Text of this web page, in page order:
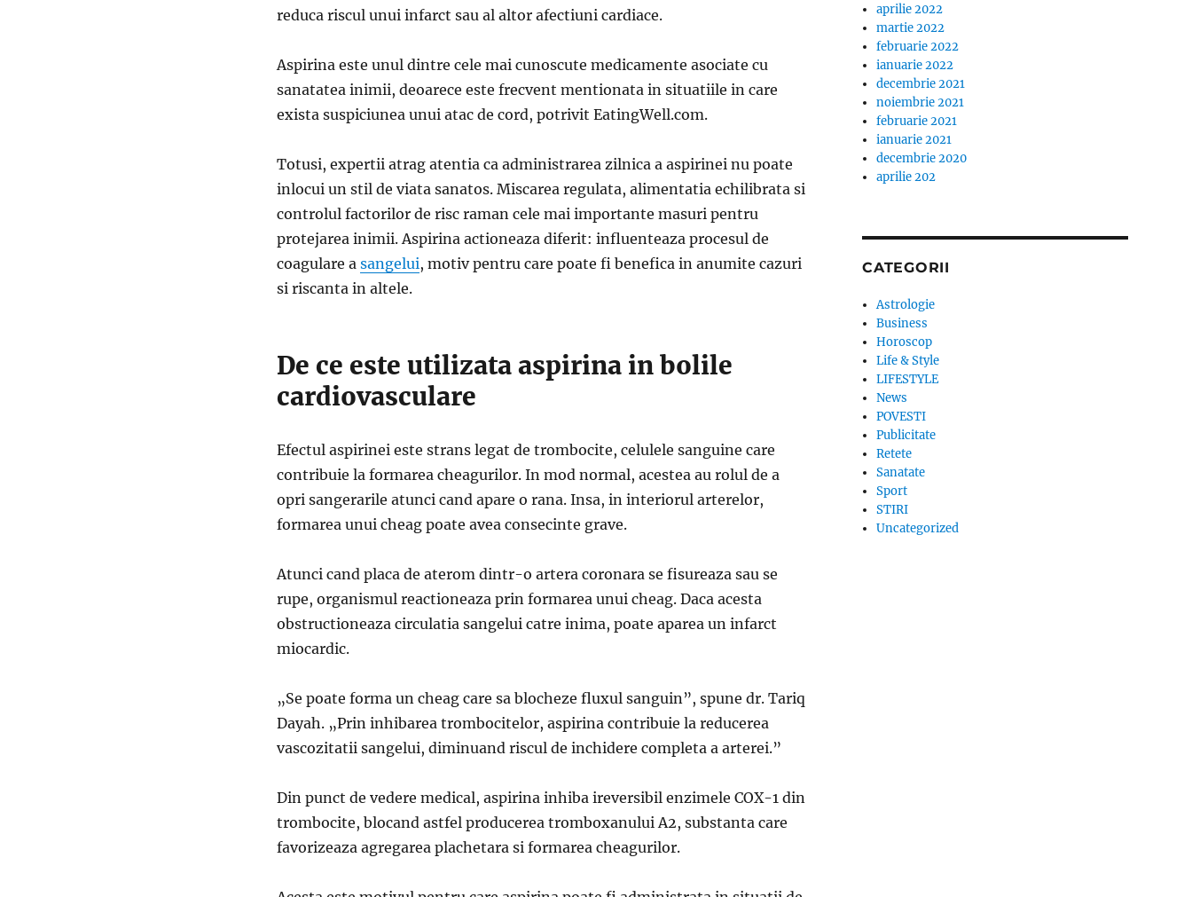
reduca riscul unui infarct sau al altor afectiuni cardiace.
Aspirina este unul dintre cele mai cunoscute medicamente asociate cu
sanatatea inimii, deoarece este frecvent mentionata in situatiile in care
exista suspiciunea unui atac de cord, potrivit EatingWell.com.
Totusi, expertii atrag atentia ca administrarea zilnica a aspirinei nu poate
inlocui un stil de viata sanatos. Miscarea regulata, alimentatia echilibrata si
controlul factorilor de risc raman cele mai importante masuri pentru
protejarea inimii. Aspirina actioneaza diferit: influenteaza procesul de
coagulare a sangelui, motiv pentru care poate fi benefica in anumite cazuri
si riscanta in altele.
De ce este utilizata aspirina in bolile
cardiovasculare
Efectul aspirinei este strans legat de trombocite, celulele sanguine care
contribuie la formarea cheagurilor. In mod normal, acestea au rolul de a
opri sangerarile atunci cand apare o rana. Insa, in interiorul arterelor,
formarea unui cheag poate avea consecinte grave.
Atunci cand placa de aterom dintr-o artera coronara se fisureaza sau se
rupe, organismul reactioneaza prin formarea unui cheag. Daca acesta
obstructioneaza circulatia sangelui catre inima, poate aparea un infarct
miocardic.
„Se poate forma un cheag care sa blocheze fluxul sanguin”, spune dr. Tariq
Dayah. „Prin inhibarea trombocitelor, aspirina contribuie la reducerea
vascozitatii sangelui, diminuand riscul de inchidere completa a arterei.”
Din punct de vedere medical, aspirina inhiba ireversibil enzimele COX-1 din
trombocite, blocand astfel producerea tromboxanului A2, substanta care
favorizeaza agregarea plachetara si formarea cheagurilor.
aprilie 2022
martie 2022
februarie 2022
ianuarie 2022
decembrie 2021
noiembrie 2021
februarie 2021
ianuarie 2021
decembrie 2020
aprilie 202
CATEGORII
Astrologie
Business
Horoscop
Life & Style
LIFESTYLE
News
POVESTI
Publicitate
Retete
Sanatate
Sport
STIRI
Uncategorized